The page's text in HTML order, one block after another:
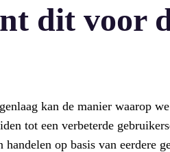
dit voor
kan de manier waarop
tot een verbeterde
op basis van eerdere